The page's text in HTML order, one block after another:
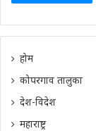
होम
कोपरगाव तालुका
देश-विदेश
महाराष्ट्र